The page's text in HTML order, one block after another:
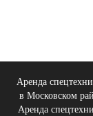
Аренда
в Московском
Аренда